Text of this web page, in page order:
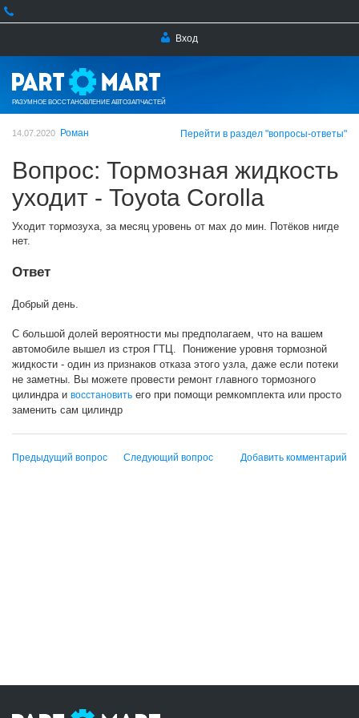
Вход
РАЗУМНОЕ ВОССТАНОВЛЕНИЕ АВТОЗАПЧАСТЕЙ
14.07.2020 Роман Перейти в раздел "вопросы-ответы"
Вопрос: Тормозная жидкость
уходит - Toyota Corolla
Уходит тормозуха, за месяц уровень от мах до мин. Потёков нигде
нет.
Ответ
Добрый день.
С большой долей вероятности мы предполагаем, что на вашем
автомобиле вышел из строя ГТЦ. Понижение уровня тормозной
жидкости - один из признаков отказа этого узла, даже если потеки
не заметны. Вы можете провести ремонт главного тормозного
цилиндра и восстановить его при помощи ремкомплекта или просто
заменить сам цилиндр
Предыдущий вопрос Следующий вопрос Добавить комментарий